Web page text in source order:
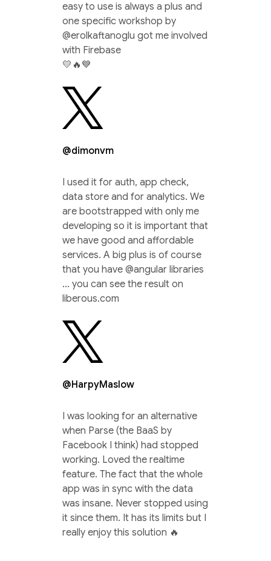
easy to use is always a plus and
one specific workshop by
@erolkaftanoglu got me involved
with Firebase
💛🔥💙
@dimonvm
I used it for auth, app check,
data store and for analytics. We
are bootstrapped with only me
developing so it is important that
we have good and affordable
services. A big plus is of course
that you have @angular libraries
… you can see the result on
liberous.com
@HarpyMaslow
I was looking for an alternative
when Parse (the BaaS by
Facebook I think) had stopped
working. Loved the realtime
feature. The fact that the whole
app was in sync with the data
was insane. Never stopped using
it since them. It has its limits but I
really enjoy this solution 🔥